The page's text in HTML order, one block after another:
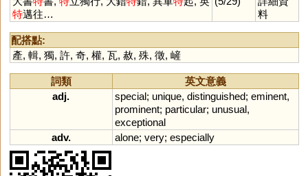
特邁往…
料
配搭點:
產, 輯, 獨, 許, 奇, 權, 瓦, 赦, 殊, 徵, 嵼
詞類
英文意義
adj.
special; unique, distinguished; eminent,
prominent; particular; unusual,
exceptional
adv.
alone; very; especially